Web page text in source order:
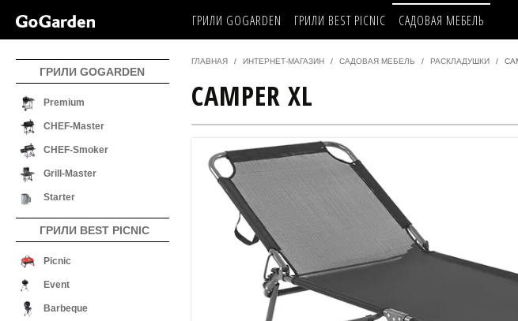
ГРИЛИ GOGARDEN ГРИЛИ BEST PICNIC САДОВАЯ МЕБЕЛЬ
ГРИЛИ GOGARDEN
Premium
CHEF-Master
CHEF-Smoker
Grill-Master
Starter
ГРИЛИ BEST PICNIC
Picnic
Event
Barbeque
ГЛАВНАЯ ИНТЕРНЕТ-МАГАЗИН САДОВАЯ МЕБЕЛЬ РАСКЛАДУШКИ
CAMPER XL